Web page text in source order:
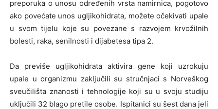
preporuka o unosu određenih vrsta namirnica, pogotovo
ako povećate unos ugljikohidrata, možete očekivati upale
u svom tijelu koje su povezane s razvojem krvožilnih
bolesti, raka, senilnosti i dijabetesa tipa 2.
Da previše ugljikohidrata aktivira gene koji uzrokuju
upale u organizmu zaključili su stručnjaci s Norveškog
sveučilišta znanosti i tehnologije koji su u svoju studiju
uključili 32 blago pretile osobe. Ispitanici su šest dana jeli